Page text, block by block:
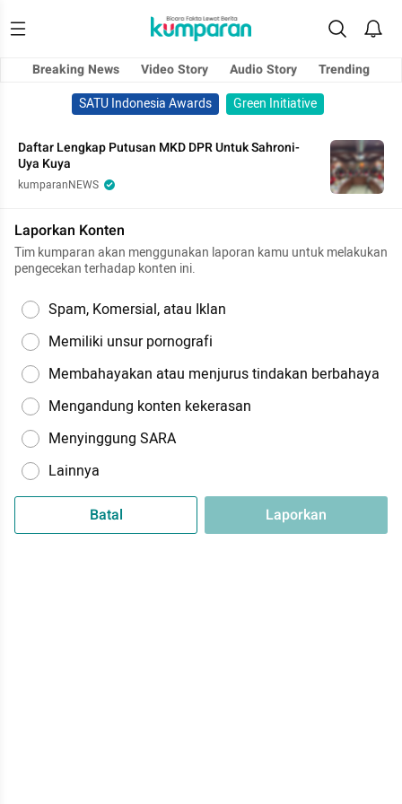
Breaking News Video Story Audio Story
Trending
SATU Indonesia Awards
Green Initiative
Daftar Lengkap Putusan MKD DPR Untuk Sahroni-
Uya Kuya
kumparanNEWS
Laporkan Konten
Tim kumparan akan menggunakan laporan kamu untuk melakukan
pengecekan terhadap konten ini.
Spam, Komersial, atau Iklan
Memiliki unsur pornografi
Membahayakan atau menjurus tindakan berbahaya
Mengandung konten kekerasan
Menyinggung SARA
Lainnya
Batal Laporkan